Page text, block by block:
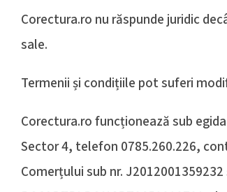
Corectura.ro nu răspunde juridic
sale.
Termenii și condițiile pot suferi
Corectura.ro funcționează sub
Sector 4, telefon 0785.260.226,
Comerțului sub nr.